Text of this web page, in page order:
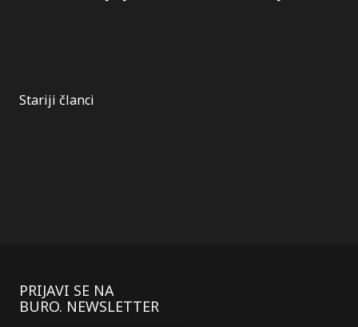
Kretanje
Stariji članci
PRIJAVI SE NA
BURO. NEWSLETTER